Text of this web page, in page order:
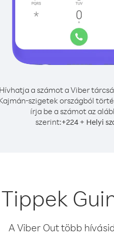
Hívhatja a számot a Viber
szigetek országból
írja be a számot az
szerint:+224 + Helyi
Tippek
A Viber Out több